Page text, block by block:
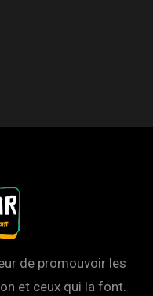
de promouvoir les
et ceux qui la font.